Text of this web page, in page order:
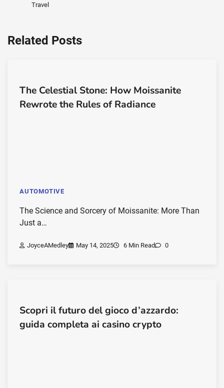
Travel
Related Posts
The Celestial Stone: How Moissanite
Rewrote the Rules of Radiance
AUTOMOTIVE
The Science and Sorcery of Moissanite: More Than
Just a…
JoyceAMedley May 14, 2025 6 Min Read 0
Scopri il futuro del gioco d’azzardo:
guida completa ai casino crypto